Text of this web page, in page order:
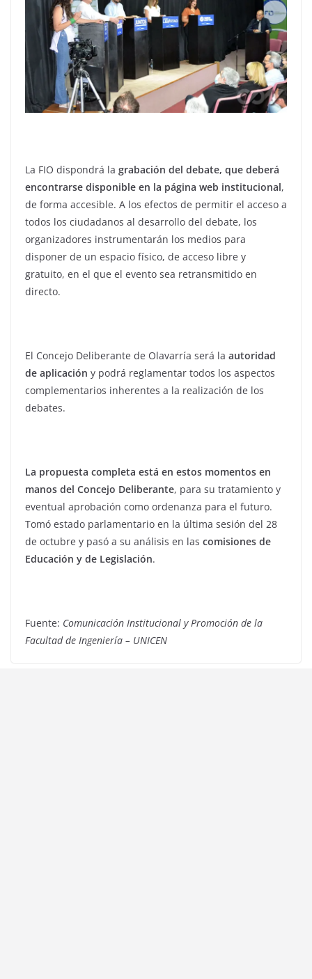
La FIO dispondrá la grabación del debate, que deberá
encontrarse disponible en la página web institucional,
de forma accesible. A los efectos de permitir el acceso a
todos los ciudadanos al desarrollo del debate, los
organizadores instrumentarán los medios para
disponer de un espacio físico, de acceso libre y
gratuito, en el que el evento sea retransmitido en
directo.
El Concejo Deliberante de Olavarría será la autoridad
de aplicación y podrá reglamentar todos los aspectos
complementarios inherentes a la realización de los
debates.
La propuesta completa está en estos momentos en
manos del Concejo Deliberante, para su tratamiento y
eventual aprobación como ordenanza para el futuro.
Tomó estado parlamentario en la última sesión del 28
de octubre y pasó a su análisis en las comisiones de
Educación y de Legislación.
Fuente: Comunicación Institucional y Promoción de la
Facultad de Ingeniería – UNICEN